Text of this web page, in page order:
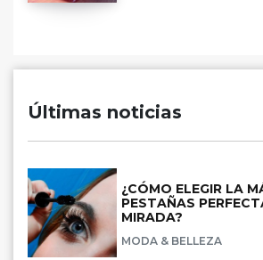
Últimas noticias
¿CÓMO ELEGIR LA
PESTAÑAS
MIRADA?
MODA & BELLEZA